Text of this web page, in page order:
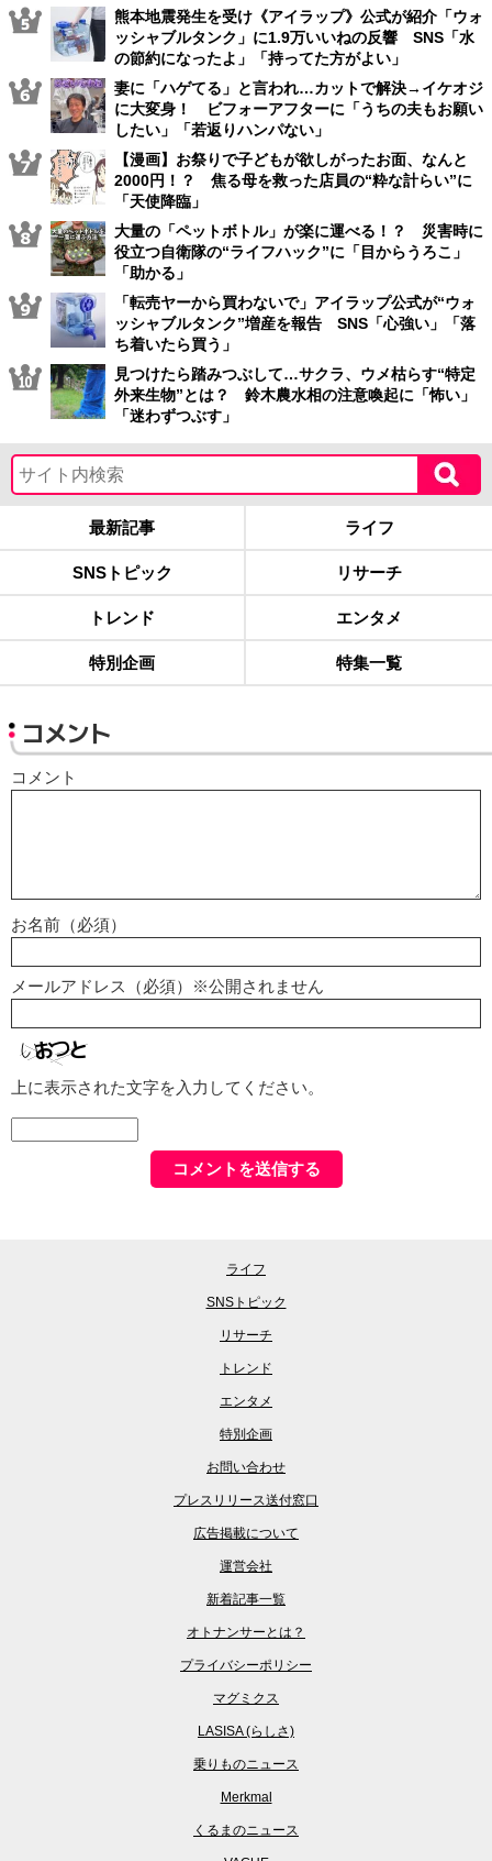
熊本地震発生を受け《アイラップ》公式が紹介「ウォ
ッシャブルタンク」に1.9万いいねの反響 SNS「水
の節約になったよ」「持ってた方がよい」
妻に「ハゲてる」と言われ…カットで解決→イケオジ
に大変身！ ビフォーアフターに「うちの夫もお願い
したい」「若返りハンパない」
【漫画】お祭りで子どもが欲しがったお面、なんと
2000円！？ 焦る母を救った店員の“粋な計らい”に
「天使降臨」
大量の「ペットボトル」が楽に運べる！？ 災害時に
役立つ自衛隊の“ライフハック”に「目からうろこ」
「助かる」
「転売ヤーから買わないで」アイラップ公式が“ウォ
ッシャブルタンク”増産を報告 SNS「心強い」「落
ち着いたら買う」
見つけたら踏みつぶして…サクラ、ウメ枯らす“特定
外来生物”とは？ 鈴木農水相の注意喚起に「怖い」
「迷わずつぶす」
最新記事 ライフ
SNSトピック リサーチ
トレンド エンタメ
特別企画 特集一覧
コメント
コメント
お名前（必須）
メールアドレス（必須）※公開されません
上に表示された文字を入力してください。
ライフ
SNSトピック
リサーチ
トレンド
エンタメ
特別企画
お問い合わせ
プレスリリース送付窓口
広告掲載について
運営会社
新着記事一覧
オトナンサーとは？
プライバシーポリシー
マグミクス
LASISA (らしさ)
乗りものニュース
Merkmal
くるまのニュース